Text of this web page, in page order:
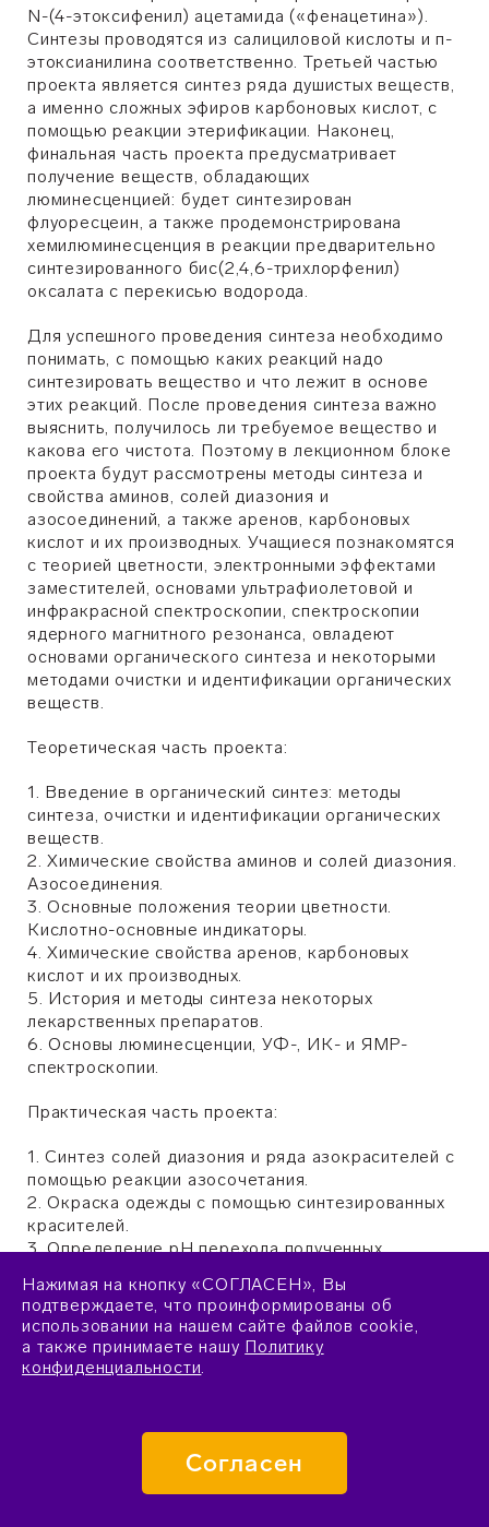
N-(4-этоксифенил) ацетамида («фенацетина»).
Синтезы проводятся из салициловой кислоты и п-
этоксианилина соответственно. Третьей частью
проекта является синтез ряда душистых веществ,
а именно сложных эфиров карбоновых кислот, с
помощью реакции этерификации. Наконец,
финальная часть проекта предусматривает
получение веществ, обладающих
люминесценцией: будет синтезирован
флуоресцеин, а также продемонстрирована
хемилюминесценция в реакции предварительно
синтезированного бис(2,4,6-трихлорфенил)
оксалата с перекисью водорода.
Для успешного проведения синтеза необходимо
понимать, с помощью каких реакций надо
синтезировать вещество и что лежит в основе
этих реакций. После проведения синтеза важно
выяснить, получилось ли требуемое вещество и
какова его чистота. Поэтому в лекционном блоке
проекта будут рассмотрены методы синтеза и
свойства аминов, солей диазония и
азосоединений, а также аренов, карбоновых
кислот и их производных. Учащиеся познакомятся
с теорией цветности, электронными эффектами
заместителей, основами ультрафиолетовой и
инфракрасной спектроскопии, спектроскопии
ядерного магнитного резонанса, овладеют
основами органического синтеза и некоторыми
методами очистки и идентификации органических
веществ.
Теоретическая часть проекта:
1. Введение в органический синтез: методы
синтеза, очистки и идентификации органических
веществ.
2. Химические свойства аминов и солей диазония.
Азосоединения.
3. Основные положения теории цветности.
Кислотно-основные индикаторы.
4. Химические свойства аренов, карбоновых
кислот и их производных.
5. История и методы синтеза некоторых
лекарственных препаратов.
6. Основы люминесценции, УФ-, ИК- и ЯМР-
спектроскопии.
Практическая часть проекта:
1. Синтез солей диазония и ряда азокрасителей с
помощью реакции азосочетания.
2. Окраска одежды с помощью синтезированных
красителей.
3. Определение рН перехода полученных
4. Синтез N-(4-этоксифенил)ацетамида и
ацетилсалициловой кислоты.
5. Синтез душистых веществ с использованием
реакции этерификации.
7. Синтез бис(2,4,6-трихлорфенил)оксалата и
демонстрация его хемилюминесценции.
8. Запись УФ-, ИК- и ЯМР спектров полученных
Нажимая на кнопку «СОГЛАСЕН», Вы
подтверждаете, что проинформированы об
использовании на нашем сайте файлов cookie,
а также принимаете нашу Политику
конфиденциальности.
Согласен